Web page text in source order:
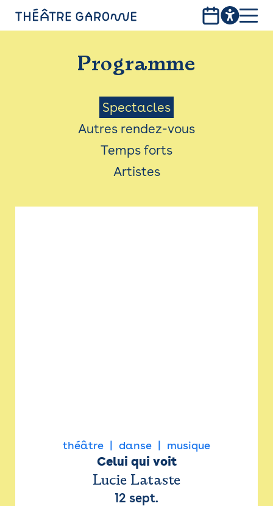
PROGRAMME
INFOS PRATIQUES
AVEC LES PUBLICS
ACCESSIBILITÉ
LES PRODUCTIONS
Programme
Menu
Saison
Spectacles
Autres rendez-vous
Temps forts
Artistes
théâtre danse musique
Celui qui voit
Lucie Lataste
12 sept.